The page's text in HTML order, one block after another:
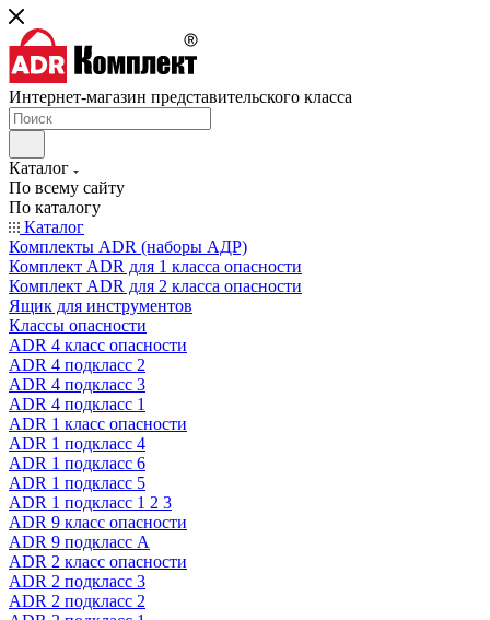
Интернет-магазин представительского класса
Каталог
По всему сайту
По каталогу
Каталог
Комплекты ADR (наборы АДР)
Комплект ADR для 1 класса опасности
Комплект ADR для 2 класса опасности
Ящик для инструментов
Классы опасности
ADR 4 класс опасности
ADR 4 подкласс 2
ADR 4 подкласс 3
ADR 4 подкласс 1
ADR 1 класс опасности
ADR 1 подкласс 4
ADR 1 подкласс 6
ADR 1 подкласс 5
ADR 1 подкласс 1 2 3
ADR 9 класс опасности
ADR 9 подкласс A
ADR 2 класс опасности
ADR 2 подкласс 3
ADR 2 подкласс 2